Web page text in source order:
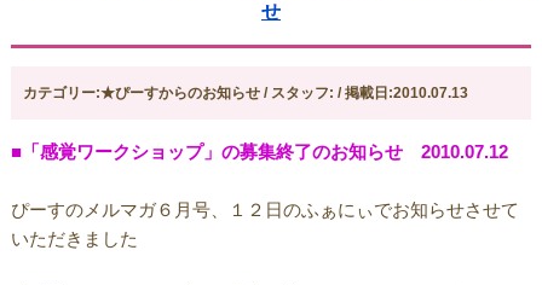
せ
カテゴリー:★ぴーすからのお知らせ / スタッフ: / 掲載日:2010.07.13
■「感覚ワークショップ」の募集終了のお知らせ 2010.07.12
ぴーすのメルマガ６月号、１２日のふぁにぃでお知らせさせて
いただきました